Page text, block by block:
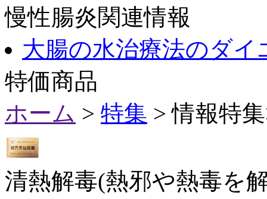
慢性腸炎関連情報
大腸の水治療法のダイ
特価商品
ホーム > 特集 > 情報特
清熱解毒(熱邪や熱毒を